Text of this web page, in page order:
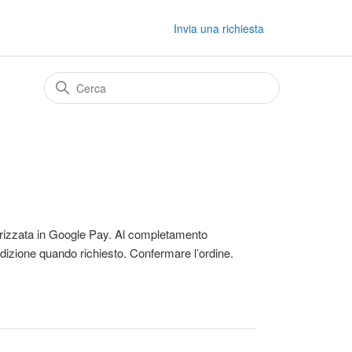
Invia una richiesta
in Google Pay. Al completamento
quando richiesto. Confermare l’ordine.